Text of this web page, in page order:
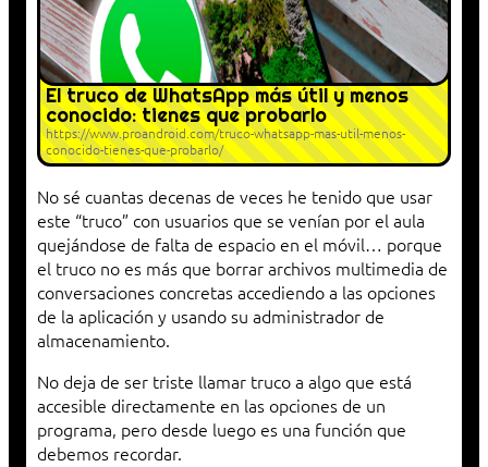
El truco de WhatsApp más útil y menos
conocido: tienes que probarlo
https://www.proandroid.com/truco-whatsapp-mas-util-menos-
conocido-tienes-que-probarlo/
No sé cuantas decenas de veces he tenido que usar
este “truco” con usuarios que se venían por el aula
quejándose de falta de espacio en el móvil… porque
el truco no es más que borrar archivos multimedia de
conversaciones concretas accediendo a las opciones
de la aplicación y usando su administrador de
almacenamiento.
No deja de ser triste llamar truco a algo que está
accesible directamente en las opciones de un
programa, pero desde luego es una función que
debemos recordar.